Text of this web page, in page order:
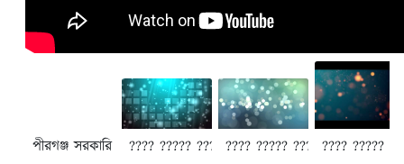
পীরগঞ্জ সরকারি কলেজ পীরগঞ্জ, ঠাকুরগাঁও
???? ????? ???????? 4???? ????? ???????? 3
???? ?????